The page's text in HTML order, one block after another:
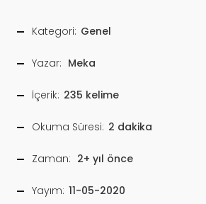
Kategori: Genel
Yazar: Meka
İçerik: 235 kelime
Okuma Süresi: 2 dakika
Zaman: 2+ yıl önce
Yayım: 11-05-2020